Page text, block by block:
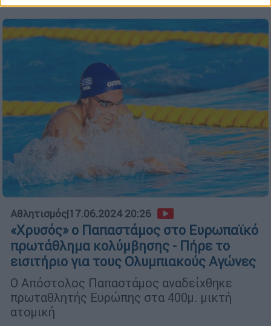
Αθλητισμός|17.06.2024 20:26
«Χρυσός» ο Παπαστάμος στο Ευρωπαϊκό
πρωτάθλημα κολύμβησης - Πήρε το
εισιτήριο για τους Ολυμπιακούς Αγώνες
Ο Απόστολος Παπαστάμος αναδείχθηκε
πρωταθλητής Ευρώπης στα 400μ. μικτή
ατομική